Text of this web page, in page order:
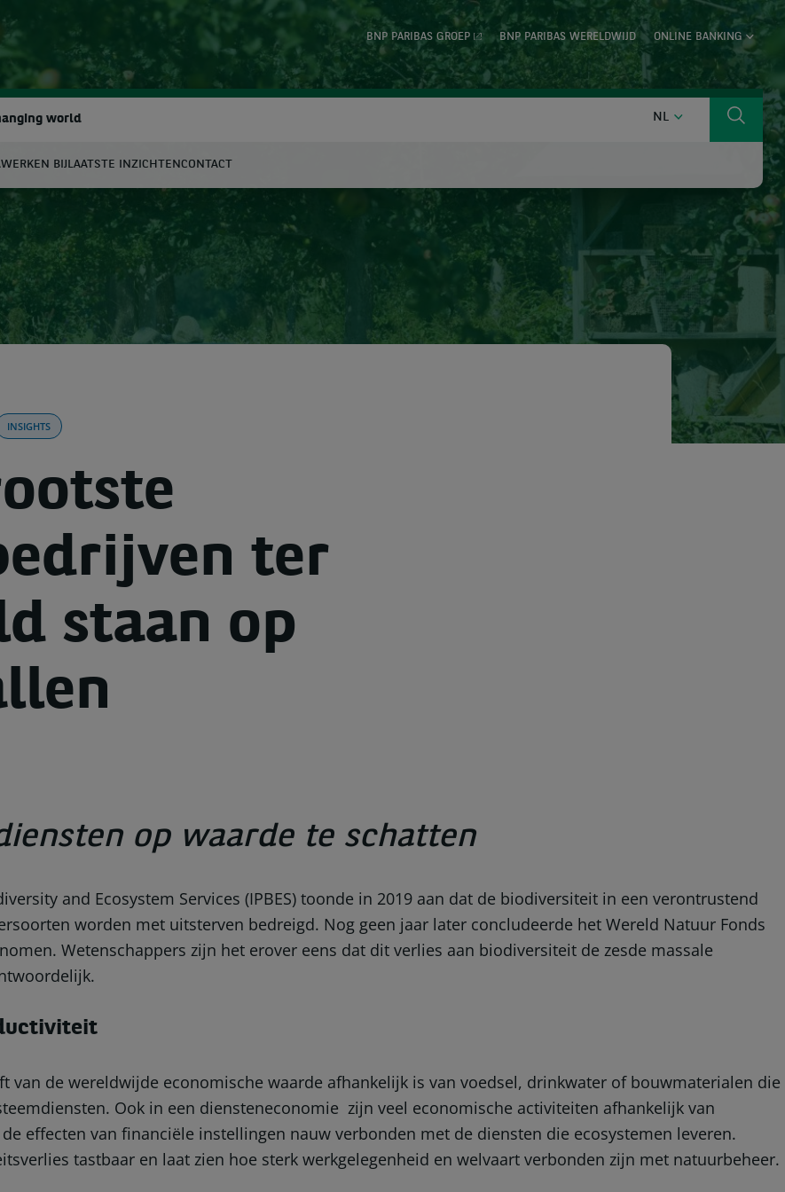
BNP PARIBAS GROEP BNP PARIBAS WERELDWIJD ONLINE BANKING
world NL NEDERLANDSZoeken
WERKEN BIJ LAATSTE INZICHTEN CONTACT
INSIGHTS
ter
staan op
op waarde te schatten
and Ecosystem Services (IPBES) toonde in 2019 aan dat de biodiversiteit in een verontrustend
worden met uitsterven bedreigd. Nog geen jaar later concludeerde het Wereld Natuur Fonds
Wetenschappers zijn het erover eens dat dit verlies aan biodiversiteit de zesde massale
van de wereldwijde economische waarde afhankelijk is van voedsel, drinkwater of bouwmaterialen die
Ook in een diensteneconomie zijn veel economische activiteiten afhankelijk van
effecten van financiële instellingen nauw verbonden met de diensten die ecosystemen leveren.
tastbaar en laat zien hoe sterk werkgelegenheid en welvaart verbonden zijn met natuurbeheer.